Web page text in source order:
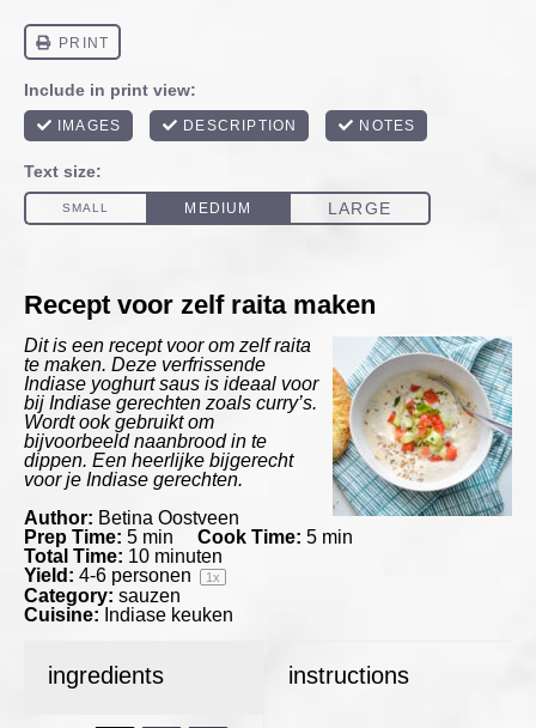
Recept voor zelf raita maken
Dit is een recept voor om zelf raita
te maken. Deze verfrissende
Indiase yoghurt saus is ideaal voor
bij Indiase gerechten zoals curry’s.
Wordt ook gebruikt om
bijvoorbeeld naanbrood in te
dippen. Een heerlijke bijgerecht
voor je Indiase gerechten.
Author: Betina Oostveen
Prep Time: 5 min Cook Time: 5 min
Total Time: 10 minuten
Yield: 4-6 personen 1x
Category: sauzen
Cuisine: Indiase keuken
ingredients instructions